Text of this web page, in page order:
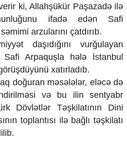
ki, Allahşükür Paşazadə ilə
ifadə edən Safi
arzularını çatdırıb.
daşıdığını vurğulayan
Safi Arpaquşla hələ İstanbul
xatırladıb.
doğuran məsələlər, eləcə də
və bu ilin sentyabr
Dövlətlər Təşkilatının Dini
toplantısı ilə bağlı təşkilatı